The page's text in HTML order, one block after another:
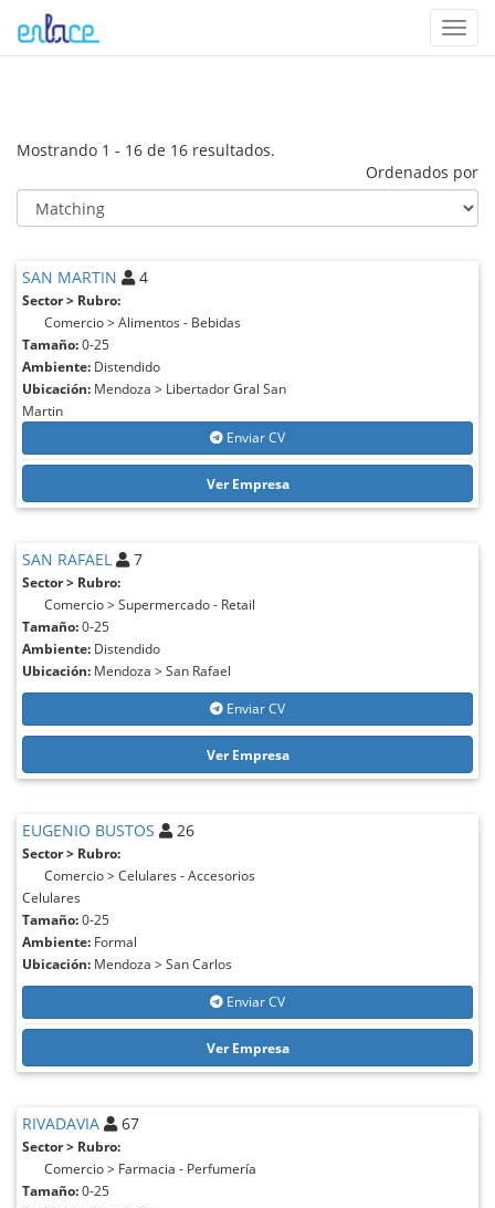
Mostrando 1 - 16 de 16 resultados.
Ordenados por
SAN MARTIN 4
Sector > Rubro:
Comercio > Alimentos - Bebidas
Tamaño:0-25
Ambiente: Distendido
Ubicación: Mendoza > Libertador Gral San
Martin
Enviar CV
Ver Empresa
SAN RAFAEL 7
Sector > Rubro:
Comercio > Supermercado - Retail
Tamaño:0-25
Ambiente: Distendido
Ubicación: Mendoza > San Rafael
Enviar CV
Ver Empresa
EUGENIO BUSTOS 26
Sector > Rubro:
Comercio > Celulares - Accesorios
Celulares
Tamaño:0-25
Ambiente: Formal
Ubicación: Mendoza > San Carlos
Enviar CV
Ver Empresa
RIVADAVIA 67
Sector > Rubro:
Comercio > Farmacia - Perfumería
Tamaño:0-25